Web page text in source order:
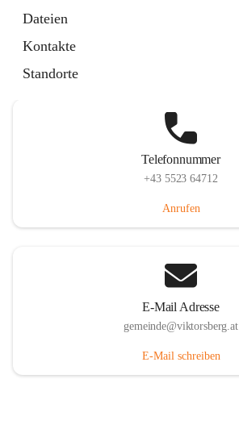
Dateien
Kontakte
Standorte
Telefonnummer
+43 5523 64712
Anrufen
E-Mail Adresse
gemeinde@viktorsberg.at
E-Mail schreiben